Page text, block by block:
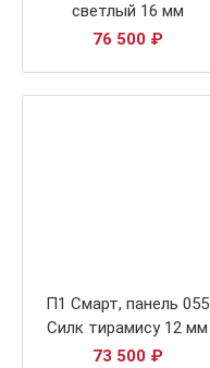
светлый 16 мм
76 500 ₽
П1 Смарт, панель 055
Силк тирамису 12 мм
73 500 ₽